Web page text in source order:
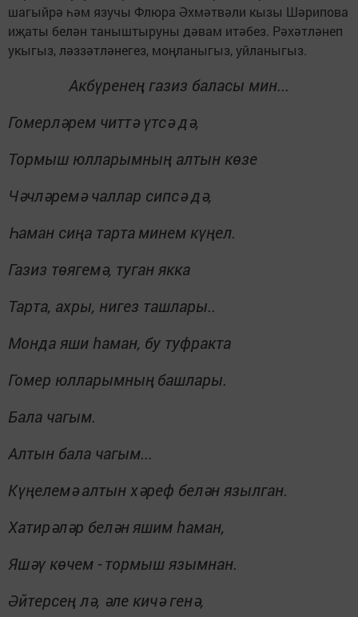
шагыйрә һәм язучы Флюра Әхмәтвәли кызы Шәрипова
иҗаты белән таныштыруны дәвам итәбез. Рәхәтләнеп
укыгыз, ләззәтләнегез, моңланыгыз, уйланыгыз.
Акбүренең газиз баласы мин...
Гомерләрем читтә үтсә дә,
Тормыш юлларымның алтын көзе
Чәчләремә чаллар сипсә дә,
Һаман сиңа тартаминем күңел.
Газиз төягемә, туган якка
Тарта, ахры, нигез ташлары..
Монда яши һаман, бу туфракта
Гомер юлларымныңбашлары.
Бала чагым.
Алтын бала чагым...
Күңелемәалтын хәреф белән язылган.
Хатирәләр беләняшим һаман,
Яшәү көчем - тормыш язымнан.
Әйтерсең лә, әле кичә генә,